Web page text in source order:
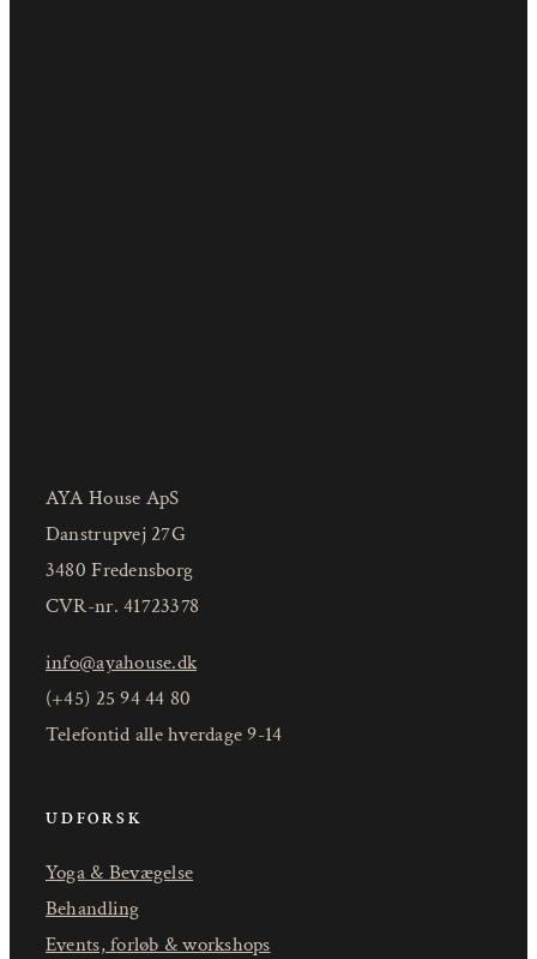
AYA House ApS
Danstrupvej 27G
3480 Fredensborg
CVR-nr. 41723378
info@ayahouse.dk
(+45) 25 94 44 80
Telefontid alle hverdage 9-14
UDFORSK
Yoga & Bevægelse
Behandling
Events, forløb & workshops